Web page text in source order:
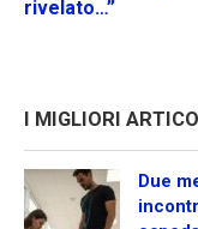
rivelato…”
I MIGLIORI
Due